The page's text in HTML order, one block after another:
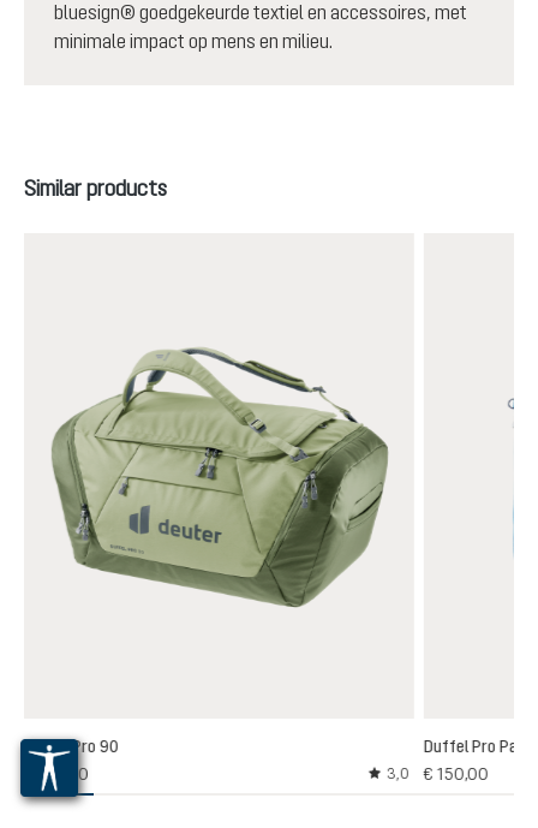
bluesign® goedgekeurde textiel en accessoires, met
minimale impact op mens en milieu.
Productgalerij overslaan
Similar products
Duffel Pro 90
€ 160,00
Gemiddelde
3,0
Duffel Pro Pack
€ 150,00